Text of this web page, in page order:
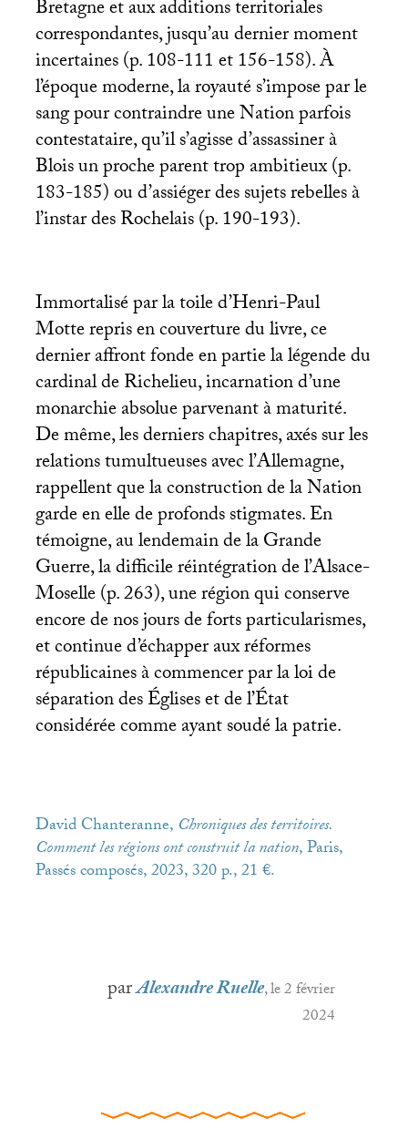
Bretagne et aux additions territoriales
correspondantes, jusqu’au dernier moment
incertaines (p. 108-111 et 156-158). À
l’époque moderne, la royauté s’impose par le
sang pour contraindre une Nation parfois
contestataire, qu’il s’agisse d’assassiner à
Blois un proche parent trop ambitieux (p.
183-185) ou d’assiéger des sujets rebelles à
l’instar des Rochelais (p. 190-193).
Immortalisé par la toile d’Henri-Paul
Motte repris en couverture du livre, ce
dernier affront fonde en partie la légende du
cardinal de Richelieu, incarnation d’une
monarchie absolue parvenant à maturité.
De même, les derniers chapitres, axés sur les
relations tumultueuses avec l’Allemagne,
rappellent que la construction de la Nation
garde en elle de profonds stigmates. En
témoigne, au lendemain de la Grande
Guerre, la difficile réintégration de l’Alsace-
Moselle (p. 263), une région qui conserve
encore de nos jours de forts particularismes,
et continue d’échapper aux réformes
républicaines à commencer par la loi de
séparation des Églises et de l’État
considérée comme ayant soudé la patrie.
David Chanteranne, Chroniques des territoires.
Comment les régions ont construit la nation, Paris,
Passés composés, 2023, 320 p., 21 €.
parAlexandre Ruelle, le 2 février
2024